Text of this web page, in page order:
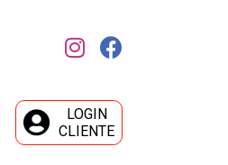
LOGIN
CLIENTE